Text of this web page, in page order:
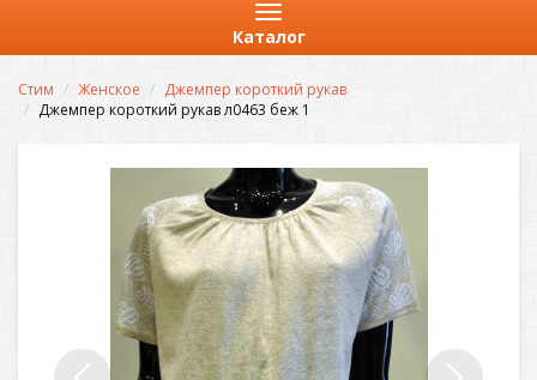
Каталог
Стим Женское
Джемпер короткий рукав
Джемпер короткий рукав л0463 беж 1